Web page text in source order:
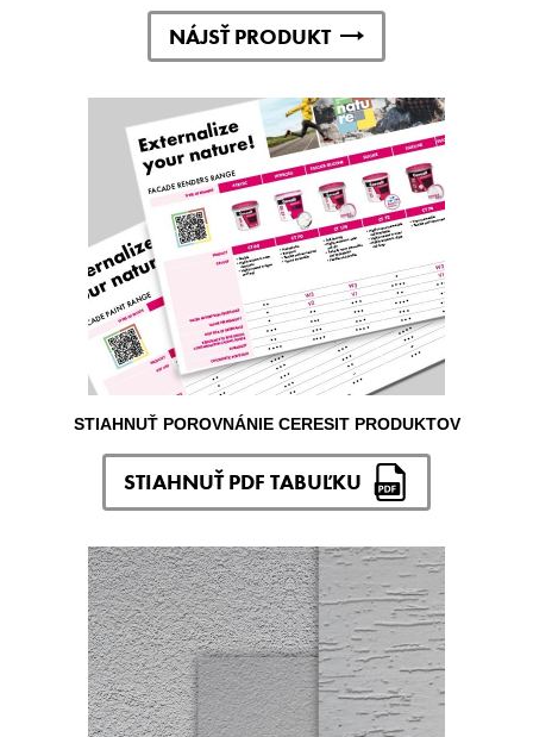
NÁJSŤ PRODUKT
STIAHNUŤ POROVNÁNIE CERESIT PRODUKTOV
STIAHNUŤ PDF TABUĽKU